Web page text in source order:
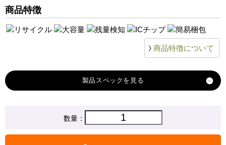
商品特徴
商品特徴について
製品スペック
数量：